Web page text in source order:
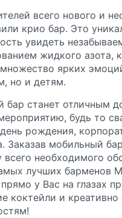
всего нового и
крио бар. Это
увидеть
жидкого азота,
ярких
но и детям.
бар станет отличным
будь то
рождения,
Заказав мобильный
всего необходимого
лучших барменов
у Вас на глазах
коктейли и креативно